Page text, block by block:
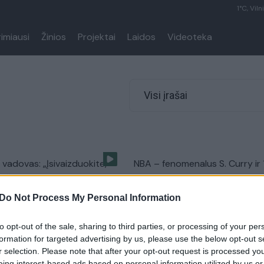
Do Not Process My Personal Information
opt-out of the sale, sharing to third parties, or processing of your
for targeted advertising by us, please use the below opt-out
selection. Please note that after your opt-out request is processed
1°C,
Žinios Projektai Laidos Videoteka
Visi įrašai
vadovas: „Įsivaizduokite,
žais po 2 metų“
Sportas
NBA – fenomenalus S. Curry ir
„Warriors“ pergalė iš eilės
Žinios | Sportas
supertalento skrydis
galvas
Kuriozinis metimas NBA, kokio
nematėte